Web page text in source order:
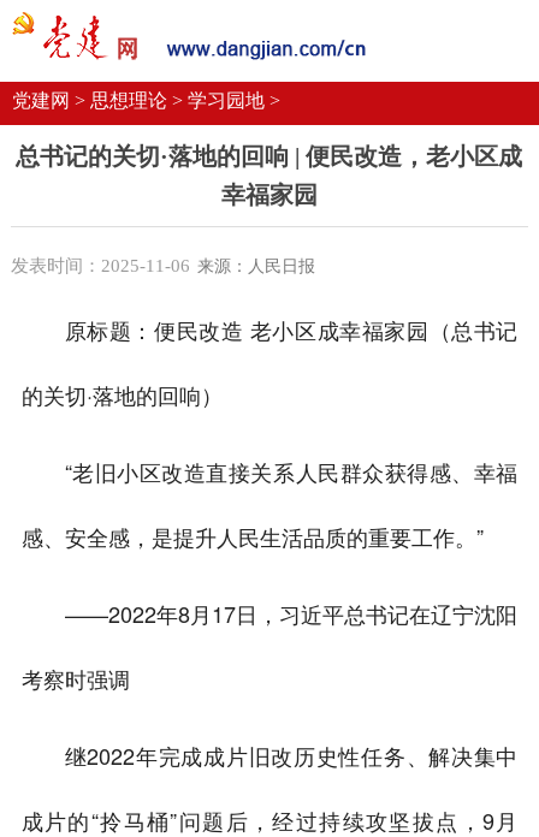
党建要闻
机关党建
校园党建 企业党建
党建网 > 思想理论 > 学习园地 >
总书记的关切·落地的回响 | 便民改造，老小区成
幸福家园
发表时间：2025-11-06 来源：人民日报
原标题：便民改造 老小区成幸福家园（总书记
的关切·落地的回响）
“老旧小区改造直接关系人民群众获得感、幸福
感、安全感，是提升人民生活品质的重要工作。”
——2022年8月17日，习近平总书记在辽宁沈阳
考察时强调
继2022年完成成片旧改历史性任务、解决集中
成片的“拎马桶”问题后，经过持续攻坚拔点，9月